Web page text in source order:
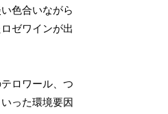
色合いながら
ゼワインが出
ロワール、つ
った環境要因